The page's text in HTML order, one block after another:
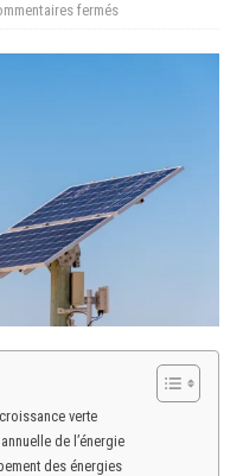
fermés
verte
de l’énergie
des énergies